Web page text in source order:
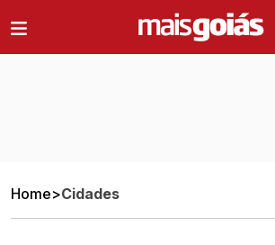
Home>Cidades